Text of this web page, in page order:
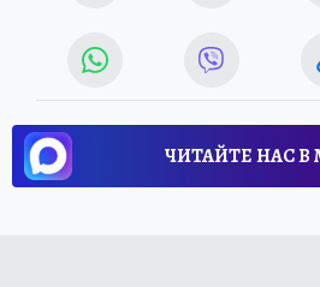
ЧИТАЙТЕ НАС В